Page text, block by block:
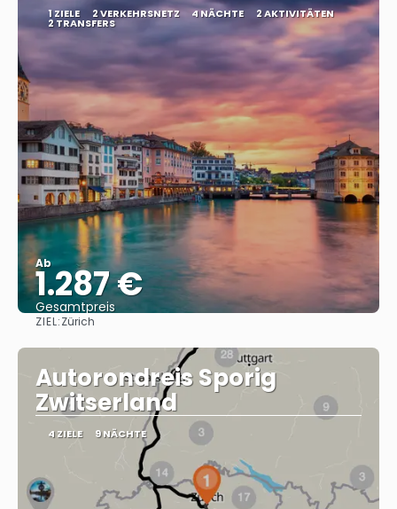
1 ZIELE 2 VERKEHRSNETZ 4 NÄCHTE 2 AKTIVITÄTEN
2 TRANSFERS
Ab
1.287 €
Gesamtpreis
ZIEL:Zürich
Autorondreis Sporig
Zwitserland
4 ZIELE 9 NÄCHTE